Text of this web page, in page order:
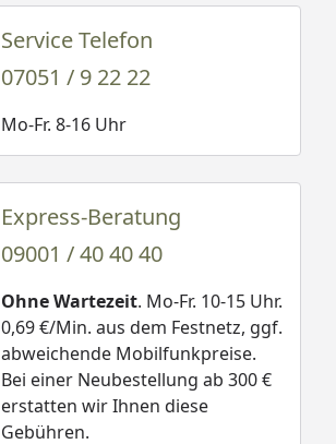
Service Telefon
07051 / 9 22 22
Mo-Fr. 8-16 Uhr
Express-Beratung
09001 / 40 40 40
Ohne Wartezeit. Mo-Fr. 10-15 Uhr.
0,69 €/Min. aus dem Festnetz, ggf.
abweichende Mobilfunkpreise.
Bei einer Neubestellung ab 300 €
erstatten wir Ihnen diese
Gebühren.